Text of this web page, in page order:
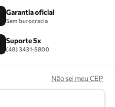
Garantia oficial
Sem burocracia
Suporte 5x
(48) 3431-5800
Não sei meu CEP